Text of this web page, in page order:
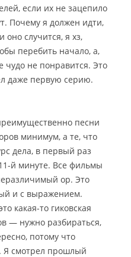
если их не зацепило
Почему я должен идти,
оно случится, я хз,
перебить начало, а,
чудо не понравится. Это
даже первую серию.
песни
минимум, а те, что
дела, в первый раз
й минуте. Все фильмы
ор. Это
и с выражением.
какая-то гиковская
— нужно разбираться,
потому что
Я смотрел прошлый